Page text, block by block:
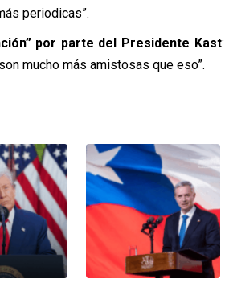
periodicas”.
por parte del Presidente Kast:
mucho más amistosas que eso”.